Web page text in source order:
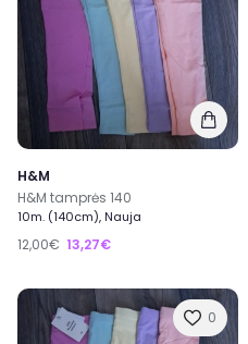
H&M
H&M tamprės 140
10m. (140cm), Nauja
12,00€ 13,27€
0